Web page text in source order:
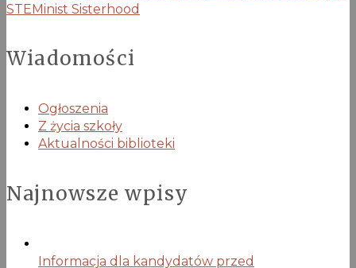
STEMinist Sisterhood
Wiadomości
Ogłoszenia
Z życia szkoły
Aktualności biblioteki
Najnowsze wpisy
Informacja dla kandydatów przed